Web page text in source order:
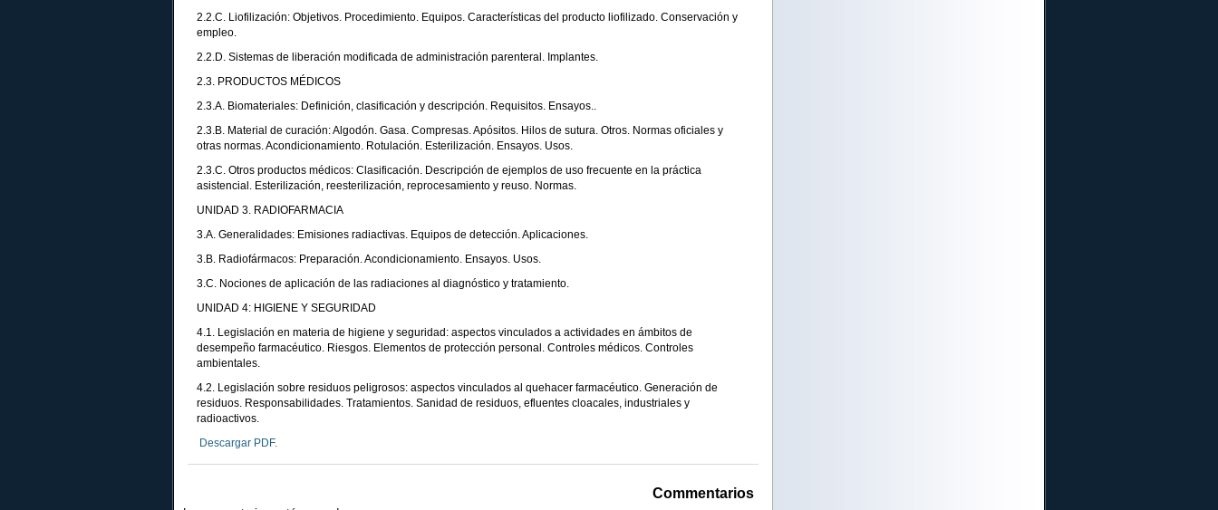
2.2.C. Liofilización: Objetivos. Procedimiento. Equipos. Características del producto liofilizado. Conservación y
empleo.
2.2.D. Sistemas de liberación modificada de administración parenteral. Implantes.
2.3. PRODUCTOS MÉDICOS
2.3.A. Biomateriales: Definición, clasificación y descripción. Requisitos. Ensayos..
2.3.B. Material de curación: Algodón. Gasa. Compresas. Apósitos. Hilos de sutura. Otros. Normas oficiales y
otras normas. Acondicionamiento. Rotulación. Esterilización. Ensayos. Usos.
2.3.C. Otros productos médicos: Clasificación. Descripción de ejemplos de uso frecuente en la práctica
asistencial. Esterilización, reesterilización, reprocesamiento y reuso. Normas.
UNIDAD 3. RADIOFARMACIA
3.A. Generalidades: Emisiones radiactivas. Equipos de detección. Aplicaciones.
3.B. Radiofármacos: Preparación. Acondicionamiento. Ensayos. Usos.
3.C. Nociones de aplicación de las radiaciones al diagnóstico y tratamiento.
UNIDAD 4: HIGIENE Y SEGURIDAD
4.1. Legislación en materia de higiene y seguridad: aspectos vinculados a actividades en ámbitos de
desempeño farmacéutico. Riesgos. Elementos de protección personal. Controles médicos. Controles
ambientales.
4.2. Legislación sobre residuos peligrosos: aspectos vinculados al quehacer farmacéutico. Generación de
residuos. Responsabilidades. Tratamientos. Sanidad de residuos, efluentes cloacales, industriales y
radioactivos.
Descargar PDF.
Commentarios